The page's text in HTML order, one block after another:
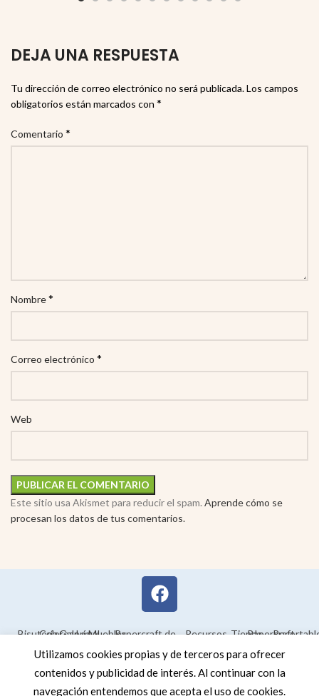
DEJA UNA RESPUESTA
Tu dirección de correo electrónico no será publicada.Los campos
obligatorios están marcados con *
Comentario *
Nombre*
Correo electrónico *
Web
Este sitio usa Akismet para reducir el spam. Aprende cómo se
procesan los datos de tus comentarios.
BisuteríaColorear
Galería
LegalMueblesPapercraft de
Maquetas en
Recursos
educativos
TiendaPapercraft
Utilizamos cookies propias y de terceros para ofrecer
contenidos y publicidad de interés. Al continuar con la
navegación entendemos que acepta el uso de cookies.